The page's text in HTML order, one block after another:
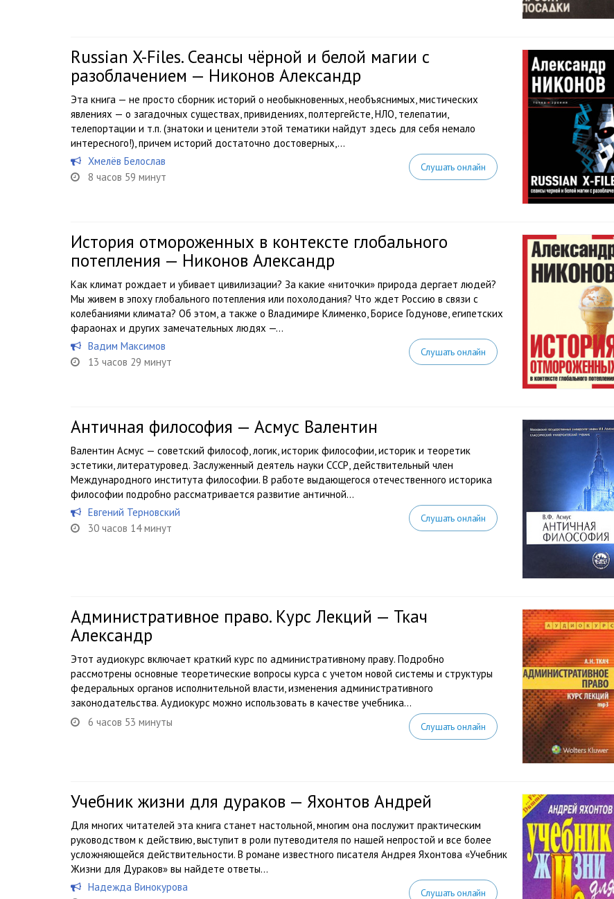
Russian X-Files. Сеансы чёрной и белой магии с
разоблачением — Никонов Александр
Эта книга — не просто сборник историй о необыкновенных, необъяснимых, мистических
явлениях — о загадочных существах, привидениях, полтергейсте, НЛО, телепатии,
телепортации и т.п. (знатоки и ценители этой тематики найдут здесь для себя немало
интересного!), причем историй достаточно достоверных,...
Хмелёв Белослав
8 часов 59 минут
Слушать онлайн
История отмороженных в контексте глобального
потепления — Никонов Александр
Как климат рождает и убивает цивилизации? За какие «ниточки» природа дергает людей?
Мы живем в эпоху глобального потепления или похолодания? Что ждет Россию в связи с
колебаниями климата? Об этом, а также о Владимире Клименко, Борисе Годунове, египетских
фараонах и других замечательных людях —...
Вадим Максимов
13 часов 29 минут
Слушать онлайн
Античная философия — Асмус Валентин
Валентин Асмус — советский философ, логик, историк философии, историк и теоретик
эстетики, литературовед. Заслуженный деятель науки СССР, действительный член
Международного института философии. В работе выдающегося отечественного историка
философии подробно рассматривается развитие античной...
Евгений Терновский
30 часов 14 минут
Слушать онлайн
Административное право. Курс Лекций — Ткач
Александр
Этот аудиокурс включает краткий курс по административному праву. Подробно
рассмотрены основные теоретические вопросы курса с учетом новой системы и структуры
федеральных органов исполнительной власти, изменения административного
законодательства. Аудиокурс можно использовать в качестве учебника...
6 часов 53 минуты
Слушать онлайн
Учебник жизни для дураков — Яхонтов Андрей
Для многих читателей эта книга станет настольной, многим она послужит практическим
руководством к действию, выступит в роли путеводителя по нашей непростой и все более
усложняющейся действительности. В романе известного писателя Андрея Яхонтова «Учебник
Жизни для Дураков» вы найдете ответы...
Надежда Винокурова
Слушать онлайн